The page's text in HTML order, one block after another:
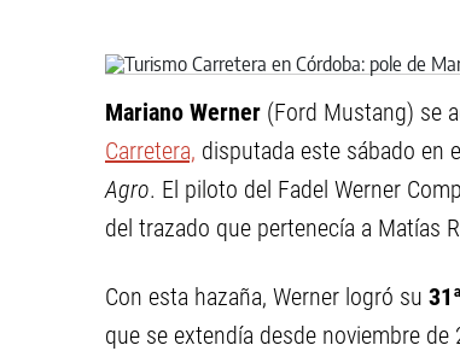
Mariano Werner (Ford Mustang) se
Carretera, disputada este sábado en
Agro. El piloto del Fadel Werner
del trazado que pertenecía a Matías
Con esta hazaña, Werner logró su
que se extendía desde noviembre de